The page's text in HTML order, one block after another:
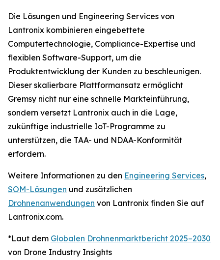
Die Lösungen und Engineering Services von
Lantronix kombinieren eingebettete
Computertechnologie, Compliance-Expertise und
flexiblen Software-Support, um die
Produktentwicklung der Kunden zu beschleunigen.
Dieser skalierbare Plattformansatz ermöglicht
Gremsy nicht nur eine schnelle Markteinführung,
sondern versetzt Lantronix auch in die Lage,
zukünftige industrielle IoT-Programme zu
unterstützen, die TAA- und NDAA-Konformität
erfordern.
Weitere Informationen zu den Engineering Services,
SOM-Lösungen und zusätzlichen
Drohnenanwendungen von Lantronix finden Sie auf
Lantronix.com.
*Laut dem Globalen Drohnenmarktbericht 2025–2030
von Drone Industry Insights